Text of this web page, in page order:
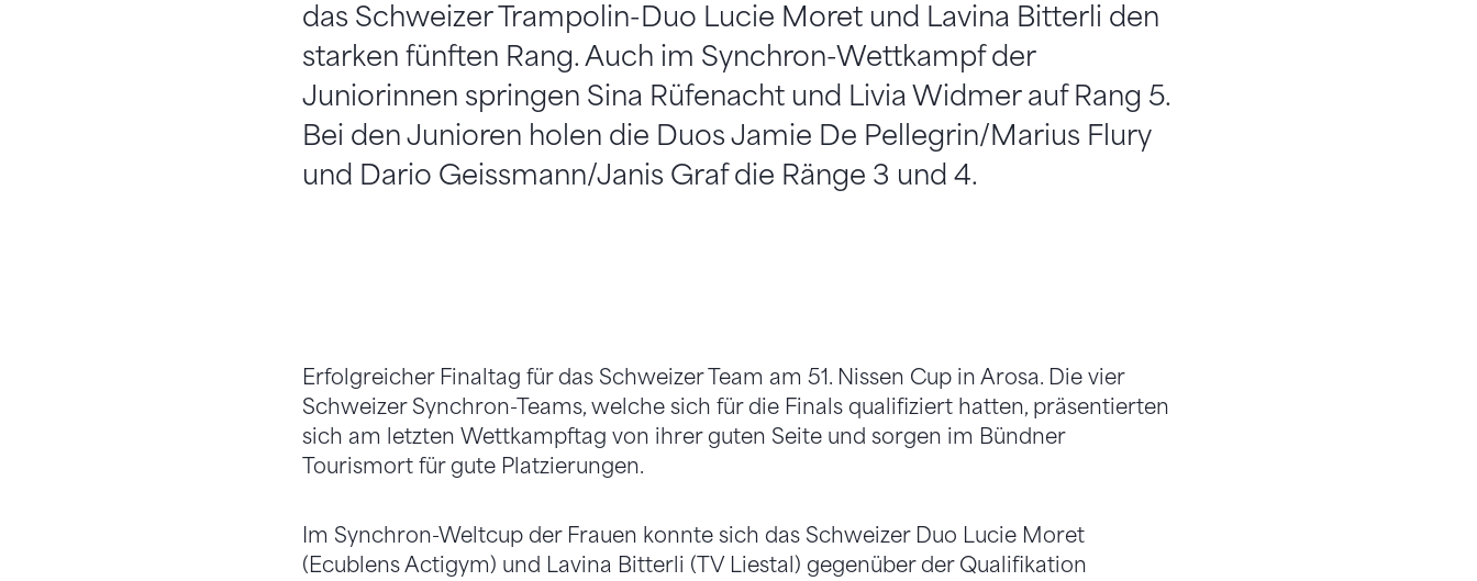
das Schweizer Trampolin-Duo Lucie Moret und Lavina Bitterli den
starken fünften Rang. Auch im Synchron-Wettkampf der
Juniorinnen springen Sina Rüfenacht und Livia Widmer auf Rang 5.
Bei den Junioren holen die Duos Jamie De Pellegrin/Marius Flury
und Dario Geissmann/Janis Graf die Ränge 3 und 4.
Erfolgreicher Finaltag für das Schweizer Team am 51. Nissen Cup in Arosa. Die vier
Schweizer Synchron-Teams, welche sich für die Finals qualifiziert hatten, präsentierten
sich am letzten Wettkampftag von ihrer guten Seite und sorgen im Bündner
Tourismort für gute Platzierungen.
Im Synchron-Weltcup der Frauen konnte sich das Schweizer Duo Lucie Moret
(Ecublens Actigym) und Lavina Bitterli (TV Liestal) gegenüber der Qualifikation